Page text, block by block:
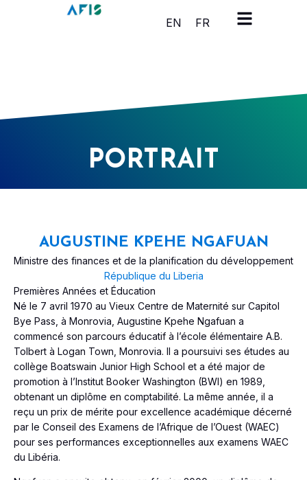
Panneau de gestion des cookies
EN FR
PORTRAIT
AUGUSTINE KPEHE NGAFUAN
Ministre des finances et de la planification du développement
République du Liberia
Premières Années et Éducation
Né le 7 avril 1970 au Vieux Centre de Maternité sur Capitol
Bye Pass, à Monrovia, Augustine Kpehe Ngafuan a
commencé son parcours éducatif à l’école élémentaire A.B.
Tolbert à Logan Town, Monrovia. Il a poursuivi ses études au
collège Boatswain Junior High School et a été major de
promotion à l’Institut Booker Washington (BWI) en 1989,
obtenant un diplôme en comptabilité. La même année, il a
reçu un prix de mérite pour excellence académique décerné
par le Conseil des Examens de l’Afrique de l’Ouest (WAEC)
pour ses performances exceptionnelles aux examens WAEC
du Libéria.